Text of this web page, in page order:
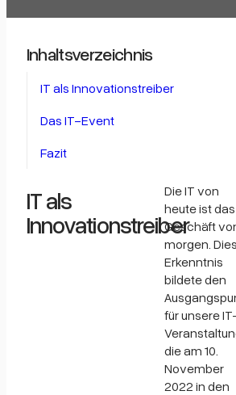
IT als
Innovationstreiber
Die IT von
heute ist das
Geschäft
morgen.
Erkenntnis
bildete den
für unsere
die am 10.
November
2022 in den
Inhaltsverzeichnis
IT als Innovationstreiber
Das IT-Event
Fazit